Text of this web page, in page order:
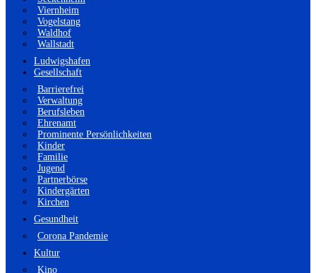
Viernheim
Vogelstang
Waldhof
Wallstadt
Ludwigshafen
Gesellschaft
Barrierefrei
Verwaltung
Berufsleben
Ehrenamt
Prominente Persönlichkeiten
Kinder
Familie
Jugend
Partnerbörse
Kindergärten
Kirchen
Gesundheit
Corona Pandemie
Kultur
Kino